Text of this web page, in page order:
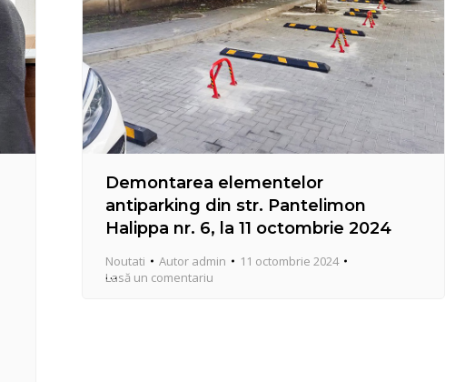
Demontarea elementelor
antiparking din str. Pantelimon
Halippa nr. 6, la 11 octombrie 2024
Noutati Autor admin
11 octombrie 2024
Lasă un comentariu